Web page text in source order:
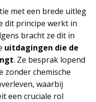
met een brede uitleg
dit principe werkt in
bracht ze dit in
uitdagingen die de
. Ze besprak lopend
zonder chemische
waarbij
een cruciale rol